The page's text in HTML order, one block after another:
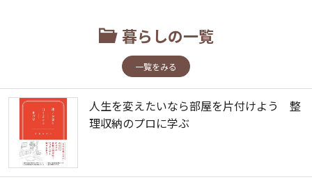
暮らしの一覧
一覧をみる
人生を変えたいなら部屋を片付けよう 整
理収納のプロに学ぶ